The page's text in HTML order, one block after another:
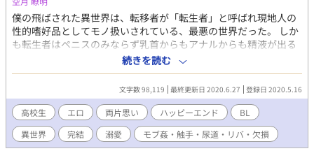
僕の飛ばされた異世界は、転移者が「転生者」と呼ばれ現地人の
性的嗜好品としてモノ扱いされている、最悪の世界だった。 しか
も転生者はペニスのみならず乳首からもアナルからも精液が出る
肉体に変化していた。 異世界でいきなり僕は、現地人から性的に
襲われてしまうが、かつて行方不明になった片思いの相手、レン
に助けられる。レンも「転生者」としてこの世界に飛ばされてい
たのだ。 自分の顔に自信がなかった僕は、異世界ではレン好みの
美少年になっていた。 おかげでレンとらぶらぶになれたけれ
ど……。 この残酷な世界で、僕達は生きていく。 ※印付きはR18
シーンありです。 ・設定がアレですが基本は主人公と攻めのいち
ゃらぶです ・モブ姦あり ・後半エログロあり（触手・尿道・欠
続きを読む
文字数 98,119 最終更新日 2020.6.27 登録日 2020.5.16
高校生 エロ 両片思い ハッピーエンド
BL
異世界
完結 溺愛 モブ姦・触手・尿道・リバ・欠損